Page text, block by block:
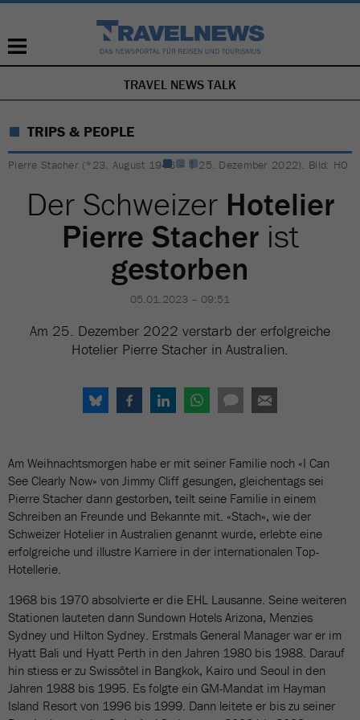
NAVIGATION
ÜBERSPRINGEN
TRAVEL NEWS TALK
TRIPS & PEOPLE
Pierre Stacher (*23. August 1946 – † 25. Dezember 2022). Bild: HO
Der Schweizer Hotelier
Pierre Stacherist
gestorben
05.01.2023 – 09:51
Am 25. Dezember 2022 verstarb der erfolgreiche
Hotelier Pierre Stacher in Australien.
Am Weihnachtsmorgen habe er mit seiner Familie noch «I Can
See Clearly Now» von Jimmy Cliff gesungen, gleichentags sei
Pierre Stacher dann gestorben, teilt seine Familie in einem
Schreiben an Freunde und Bekannte mit. «Stach», wie der
Schweizer Hotelier in Australien genannt wurde, erlebte eine
erfolgreiche und illustre Karriere in der internationalen Top-
Hotellerie.
1968 bis 1970 absolvierte er die EHL Lausanne. Seine weiteren
Stationen lauteten dann Sundown Hotels Arizona, Menzies
Sydney und Hilton Sydney. Erstmals General Manager war er im
Hyatt Bali und Hyatt Perth in den Jahren 1980 bis 1988. Darauf
hin stiess er zu Swissôtel in Bangkok, Kairo und Seoul in den
Jahren 1988 bis 1995. Es folgte ein GM-Mandat im Hayman
Island Resort von 1996 bis 1999. Dann leitete er bis zu seiner